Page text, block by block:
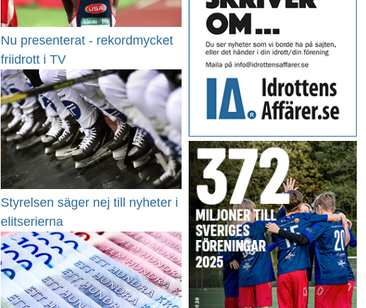
Nu presenterat - rekordmycket
friidrott i TV
Styrelsen säger nej till nyheter i
elitserierna